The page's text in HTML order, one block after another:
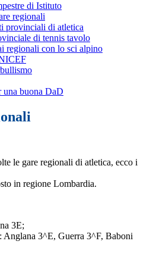
di Istituto
regionali
provinciali di atletica
di tennis tavolo
regionali con lo sci alpino
buona DaD
le gare regionali di atletica, ecco i
in regione Lombardia.
3E;
Anglana 3^E, Guerra 3^F, Baboni